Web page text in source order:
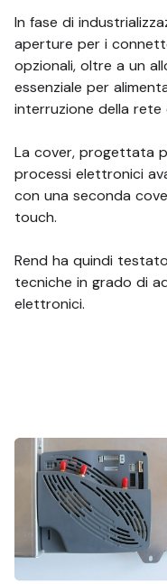
In fase di
aperture per i
opzionali, oltre a un
essenziale per
interruzione della rete
La cover, progettata
processi elettronici
con una seconda
touch.
Rend ha quindi
tecniche in grado di
elettronici.